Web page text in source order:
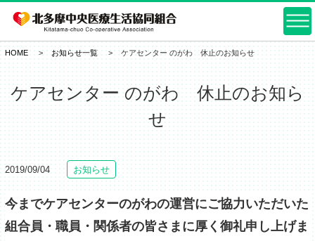
HOME お知らせ一覧 ケアセンター のがわ 休止のお知らせ
ケアセンター のがわ 休止のお知ら
せ
2019/09/04 お知らせ
今までケアセンターのがわの運営にご協力いただいた
組合員・職員・関係者の皆さまに厚く御礼申し上げま